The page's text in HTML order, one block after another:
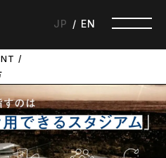
JP EN